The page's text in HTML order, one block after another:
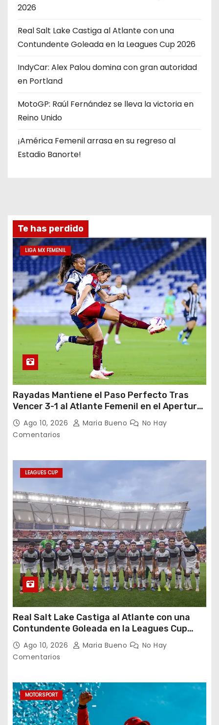
2026
Real Salt Lake Castiga al Atlante con una
Contundente Goleada en la Leagues Cup 2026
IndyCar: Alex Palou domina con gran autoridad
en Portland
MotoGP: Raúl Fernández se lleva la victoria en
Reino Unido
¡América Femenil arrasa en su regreso al
Estadio Banorte!
Te has perdido
LIGA MX FEMENIL
Rayadas Mantiene el Paso Perfecto Tras
Vencer 3-1 al Atlante Femenil en el Apertura
2026Ago 10, 2026 Maria Bueno
No Hay
Comentarios
LEAGUES CUP
Real Salt Lake Castiga al Atlante con una
Contundente Goleada en la Leagues Cup
2026Ago 10, 2026 Maria Bueno
No Hay
Comentarios
MOTORSPORT